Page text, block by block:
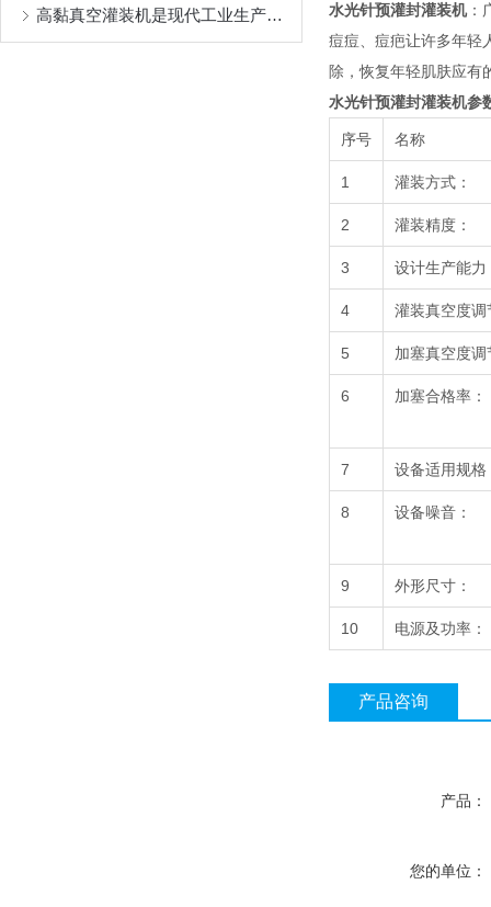
高黏真空灌装机是现代工业生产中的重要设备
水光针预灌封灌装机：
痘痘、痘疤让许多年轻
除，恢复年轻肌肤应有
水光针预灌封灌装机参
序号 名称
1 灌装方式：
2 灌装精度：
3 设计生产能力
4 灌装真空度调
5 加塞真空度调
6 加塞合格率：
7 设备适用规格
8 设备噪音：
9 外形尺寸：
10 电源及功率：
产品咨询
产品：
您的单位：